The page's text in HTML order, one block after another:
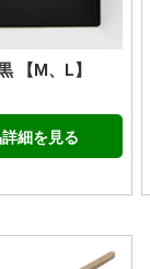
【M、L】
細を見る